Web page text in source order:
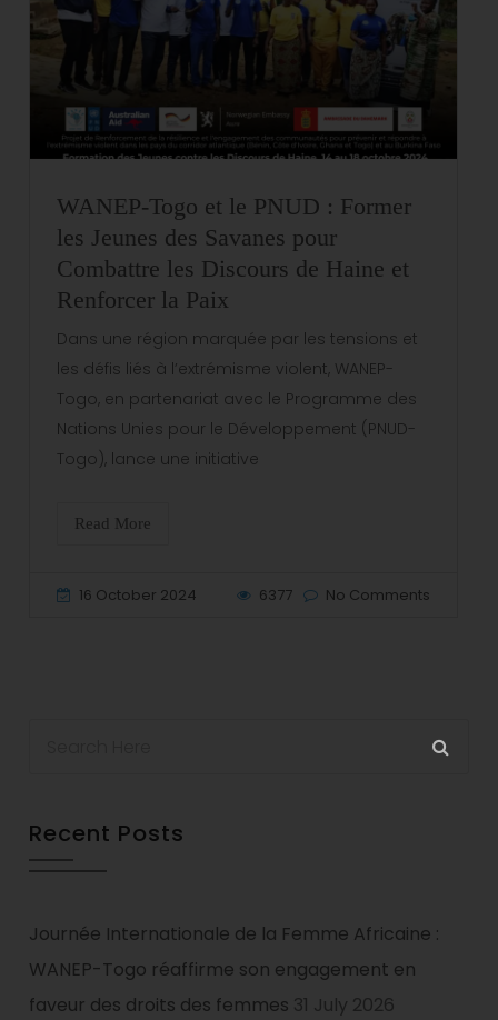
WANEP-Togo et le PNUD : Former
les Jeunes des Savanes pour
Combattre les Discours de Haine et
Renforcer la Paix
Dans une région marquée par les tensions et
les défis liés à l’extrémisme violent, WANEP-
Togo, en partenariat avec le Programme des
Nations Unies pour le Développement (PNUD-
Togo), lance une initiative
Read More
16 October 2024 6377 No Comments
Recent Posts
Journée Internationale de la Femme Africaine :
WANEP-Togo réaffirme son engagement en
faveur des droits des femmes 31 July 2026